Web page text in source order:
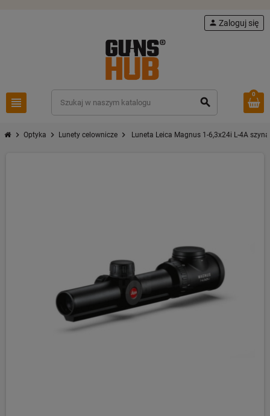
view_headline search
person Zaloguj się
0
chevron_right Optyka chevron_right Lunety celownicze chevron_right Luneta Leica Magnus 1-6,3x24i L-4A szyna